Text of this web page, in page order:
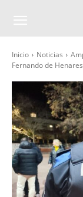
Inicio Noticias
Fernando de